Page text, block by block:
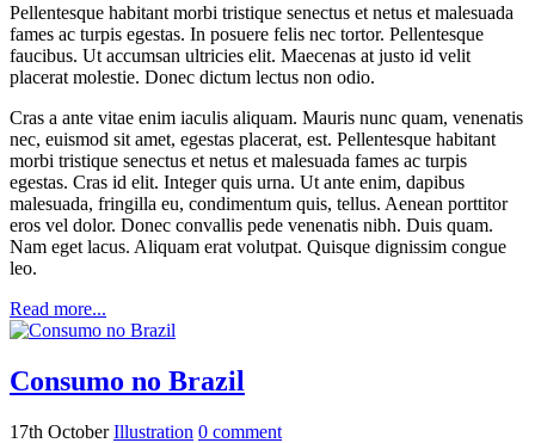
Pellentesque habitant morbi tristique senectus et netus et malesuada
fames ac turpis egestas. In posuere felis nec tortor. Pellentesque
faucibus. Ut accumsan ultricies elit. Maecenas at justo id velit
placerat molestie. Donec dictum lectus non odio.
Cras a ante vitae enim iaculis aliquam. Mauris nunc quam, venenatis
nec, euismod sit amet, egestas placerat, est. Pellentesque habitant
morbi tristique senectus et netus et malesuada fames ac turpis
egestas. Cras id elit. Integer quis urna. Ut ante enim, dapibus
malesuada, fringilla eu, condimentum quis, tellus. Aenean porttitor
eros vel dolor. Donec convallis pede venenatis nibh. Duis quam.
Nam eget lacus. Aliquam erat volutpat. Quisque dignissim congue
leo.
Read more...
Consumo no Brazil
17th OctoberIllustration 0 comment